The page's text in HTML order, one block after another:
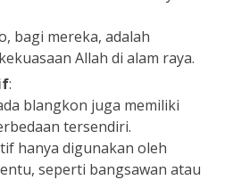
bagi mereka, adalah
Allah di alam raya.
:
blangkon juga memiliki
tersendiri.
hanya digunakan oleh
seperti bangsawan atau